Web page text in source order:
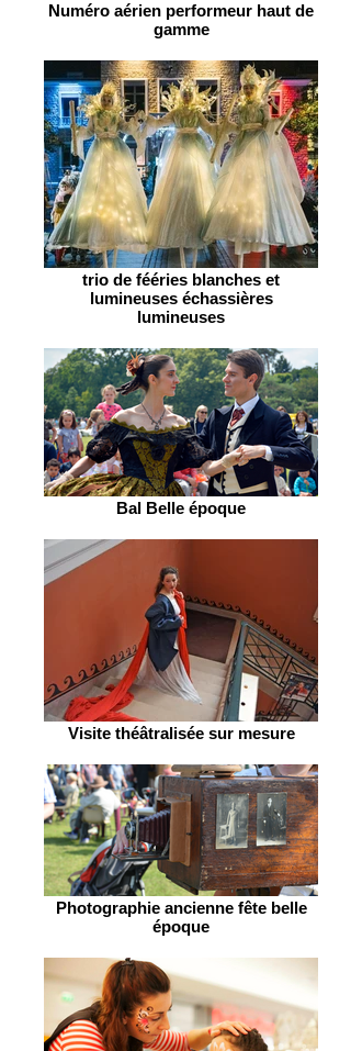
Numéro aérien performeur haut de
gamme
trio de fééries blanches et
lumineuses échassières
lumineuses
Bal Belle époque
Visite théâtralisée sur mesure
Photographie ancienne fête belle
époque